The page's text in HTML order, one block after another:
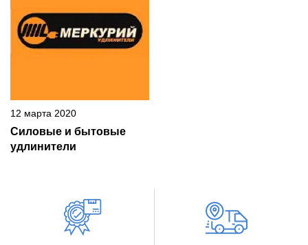
12 марта 2020
Силовые и бытовые
удлинители